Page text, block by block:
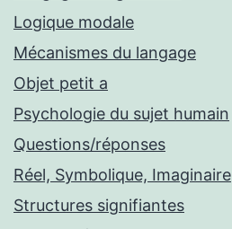
Logique modale
Mécanismes du langage
Objet petit a
Psychologie du sujet humain
Questions/réponses
Réel, Symbolique, Imaginaire
Structures signifiantes